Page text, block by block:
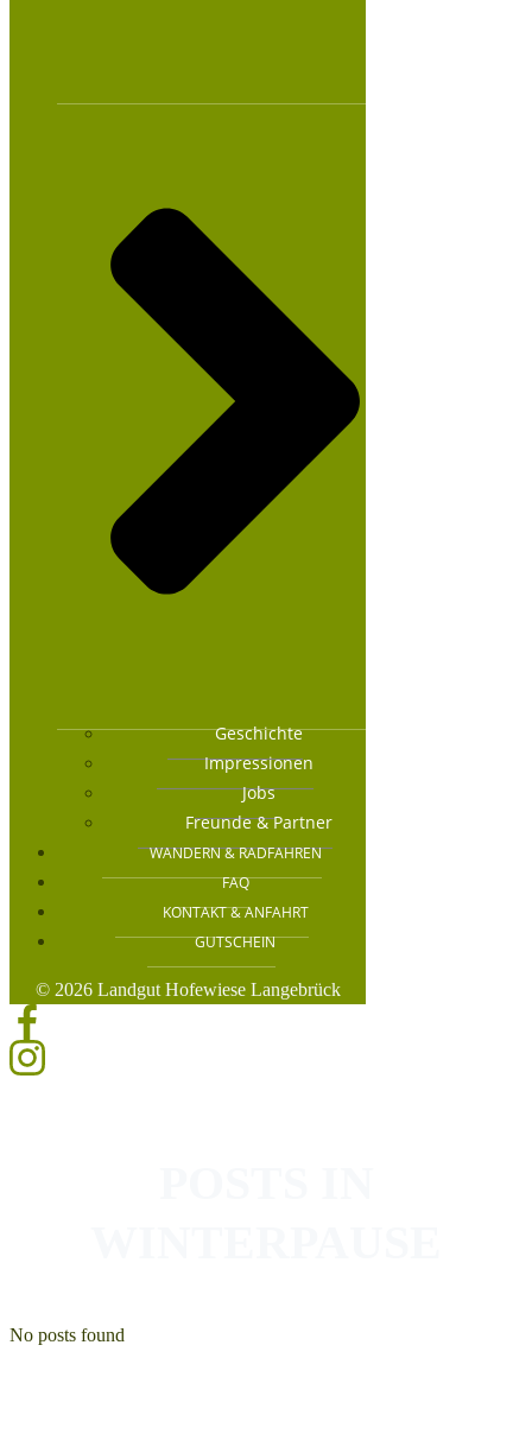
Geschichte
Impressionen
Jobs
Freunde & Partner
WANDERN & RADFAHREN
FAQ
KONTAKT & ANFAHRT
GUTSCHEIN
© 2026 Landgut Hofewiese Langebrück
No posts found